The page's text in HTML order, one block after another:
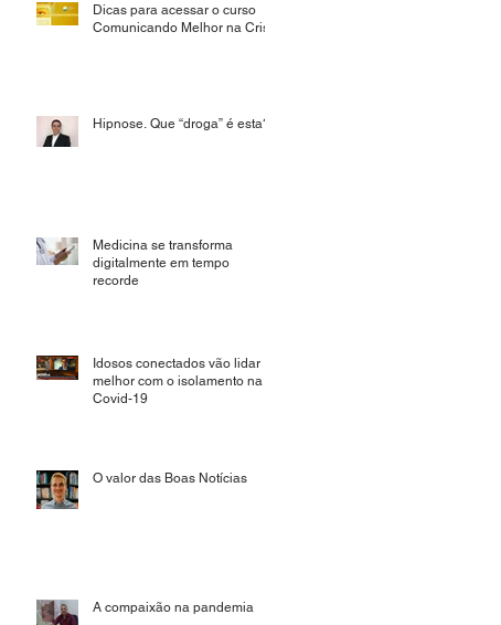
Dicas para acessar o curso
Comunicando Melhor na Crise
Hipnose. Que “droga” é esta?
Medicina se transforma
digitalmente em tempo
recorde
Idosos conectados vão lidar
melhor com o isolamento na
Covid-19
O valor das Boas Notícias
A compaixão na pandemia